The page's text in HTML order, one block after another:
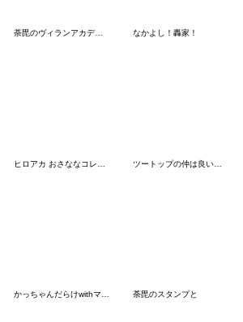
荼毘のヴィランアカデミア なかよし！轟家！
荼毘のスタンプと